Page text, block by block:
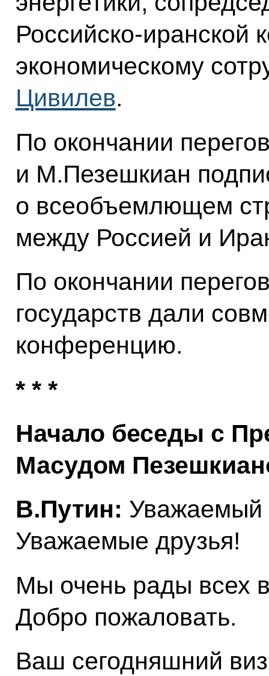
Российско-иранской
экономическому
Цивилев.
По окончании
и М.Пезешкиан
о всеобъемлющем
между Россией и
По окончании
государств дали
конференцию.
* * *
Начало беседы с
Масудом
В.Путин: Уважаемый
Уважаемые друзья!
Мы очень рады всех
Добро пожаловать.
Ваш сегодняшний